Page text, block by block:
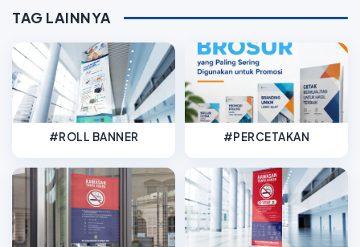
TAG LAINNYA
#ROLL BANNER #PERCETAKAN